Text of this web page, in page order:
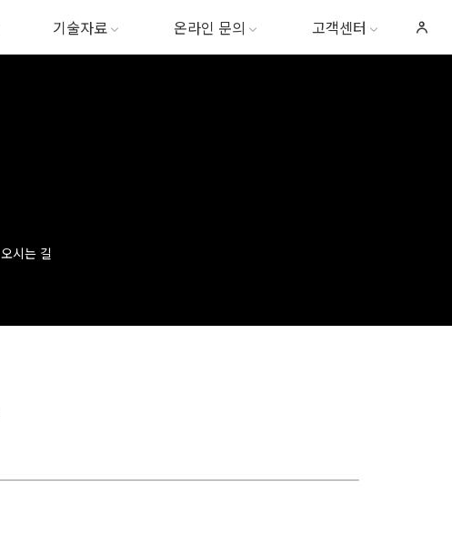
기술자료 온라인 문의 고객센터
오시는 길